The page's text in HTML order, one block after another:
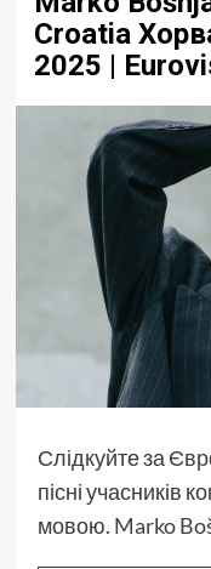
Croatia
2025 |
Слідкуйте за
пісні учасників
мовою. Marko